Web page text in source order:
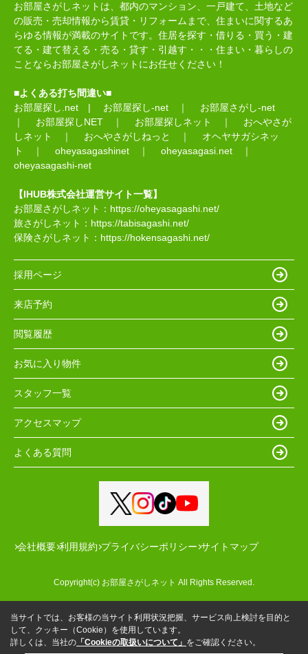
お部屋さがしネットは、都内のマンション、一戸建て、土地など
の販売・売却情報から賃貸・リフォームまで、住まいに関するあ
らゆる情報が満載のサイトです。住居を探す・借りる・買う・建
てる・建て替える・売る・貸す・引越す・・・住まい・暮らしの
ことならお部屋さがしネットにお任せください！
■よくある打ち間違い■
お部屋探し.net | お部屋探し-net ｜ お部屋さがし-net
｜ お部屋探しNET ｜ お部屋探しネット ｜ おへやさが
しネット
｜ おへやさがしねっと ｜ オヘヤサガシネッ
ト
｜ oheyasagashinet ｜ oheyasagasi.net ｜
oheyasagashi-net
【IHUB株式会社運営サイト一覧】
お部屋さがしネット： https://oheyasagashi.net/
旅さがしネット： https://tabisagashi.net/
保険さがしネット： https://hokensagashi.net/
採用ページ
来店予約
閲覧履歴
お気に入り物件
スタッフ一覧
アクセスマップ
よくある質問
会社概要 利用規約 プライバシーポリシー サイトマップ
Copyright(c) お部屋さがしネット All Rights Reserved.
当サイトでは、お客様の当サイト利用状況把握、サービス向上検討を目的と
して、クッキー（Cookie）を使用しています。
詳しくは、当社の 「Cookieの取扱いについて」 をご確認ください。